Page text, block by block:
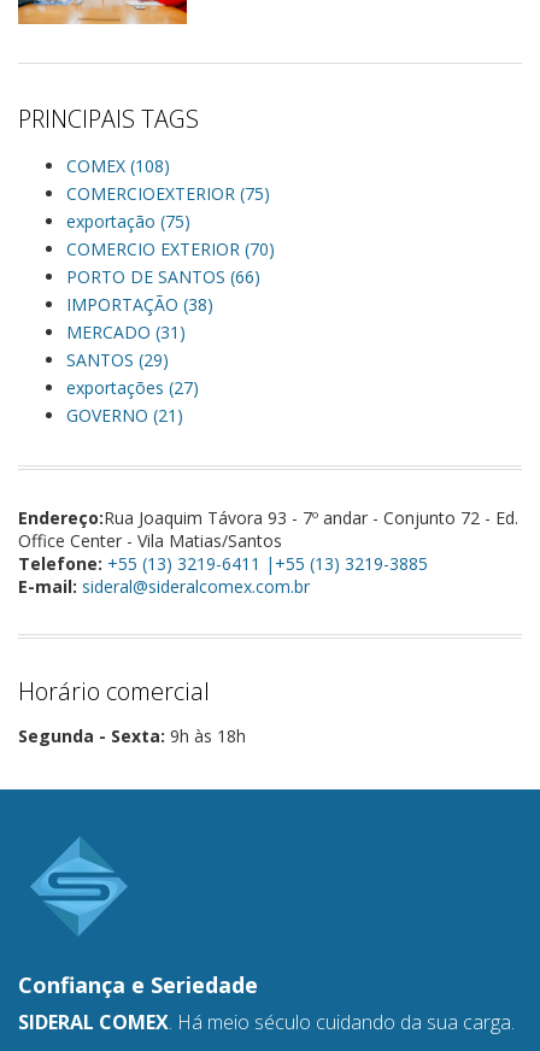
PRINCIPAIS TAGS
COMEX (108)
COMERCIOEXTERIOR (75)
exportação (75)
COMERCIO EXTERIOR (70)
PORTO DE SANTOS (66)
IMPORTAÇÃO (38)
MERCADO (31)
SANTOS (29)
exportações (27)
GOVERNO (21)
Endereço:Rua Joaquim Távora 93 - 7º andar - Conjunto 72 - Ed.
Office Center - Vila Matias/Santos
Telefone: +55 (13) 3219-6411 |+55 (13) 3219-3885
E-mail: sideral@sideralcomex.com.br
Horário comercial
Segunda - Sexta: 9h às 18h
Confiança e Seriedade
SIDERAL COMEX. Há meio século cuidando da sua carga.